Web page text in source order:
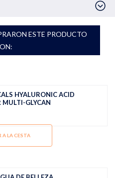
ESTE PRODUCTO
HYALURONIC ACID
MULTI-GLYCAN
A LA CESTA